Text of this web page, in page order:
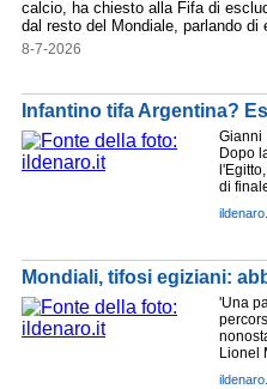
calcio, ha chiesto alla Fifa di
dal resto del Mondiale, parlando di
8-7-2026
Infantino tifa Argentina?
Gianni
Dopo
di
Mondiali, tifosi egiziani:
'Una
Lionel